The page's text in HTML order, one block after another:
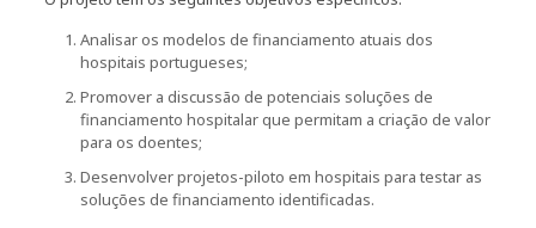
Analisar os modelos de financiamento atuais dos
hospitais portugueses;
Promover a discussão de potenciais soluções de
financiamento hospitalar que permitam a criação de valor
para os doentes;
Desenvolver projetos-piloto em hospitais para testar as
soluções de financiamento identificadas.